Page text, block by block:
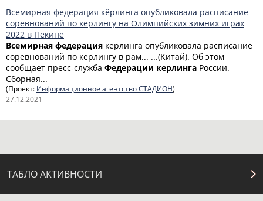
Всемирная федерация кёрлинга опубликовала расписание
соревнований по кёрлингу на Олимпийских зимних играх
2022 в Пекине
Всемирная федерация кёрлинга опубликовала расписание
соревнований по кёрлингу в рам... ...(Китай). Об этом
сообщает пресс-служба Федерации керлинга России.
Сборная...
(Проект: Информационное агентство СТАДИОН)
27.12.2021
ТАБЛО АКТИВНОСТИ